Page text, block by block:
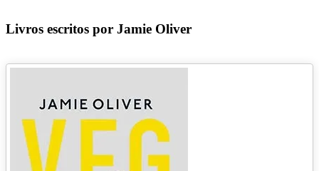
Livros escritos por Jamie Oliver